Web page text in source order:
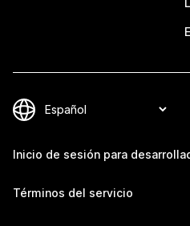
Inicio de sesión para
Términos del servicio